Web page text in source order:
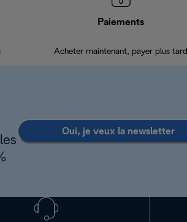
Paiements
Acheter maintenant, payer plus tard
Oui, je veux la newsletter